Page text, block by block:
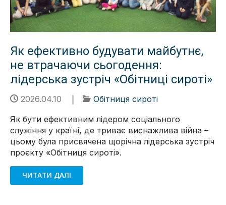
Як ефективно будувати майбутнє,
не втрачаючи сьогодення:
лідерська зустріч «Обітниці сироті»
2026.04.10
Обітниця сироті
Як бути ефективним лідером соціального
служіння у країні, де триває виснажлива війна –
цьому була присвячена щорічна лідерська зустріч
проєкту «Обітниця сироті».
ЧИТАТИ ДАЛІ